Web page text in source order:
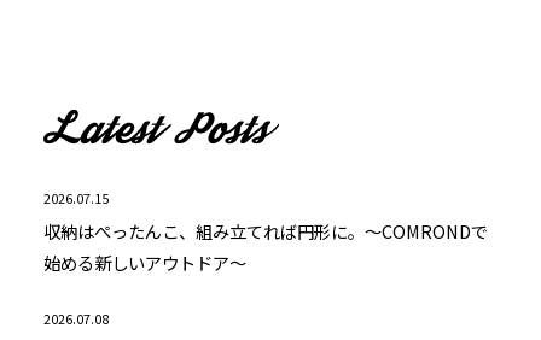
2026.07.15
収納はぺったんこ、組み立てれば円形に。～COMRONDで
始める新しいアウトドア～
2026.07.08